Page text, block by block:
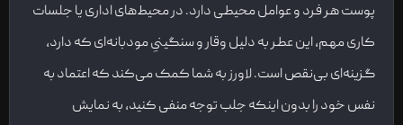
پوست هر فرد و عوامل محیطی دارد. در محیط‌های اداری یا جلسات
کاری مهم، این عطر به دلیل وقار و سنگینیِ مودبانه‌ای که دارد،
گزینه‌ای بی‌نقص است. لاورز به شما کمک می‌کند که اعتماد به
نفس خود را بدون اینکه جلب توجه منفی کنید، به نمایش